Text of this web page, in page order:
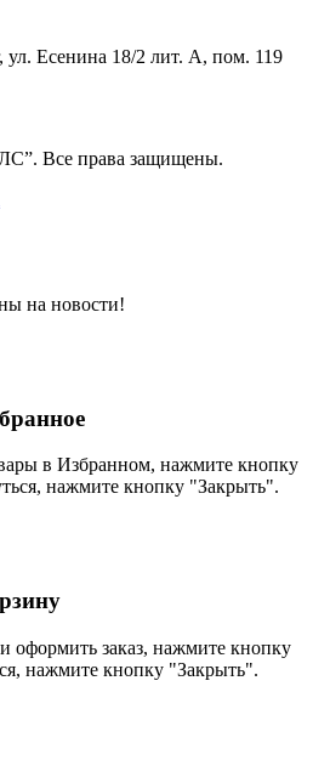
ул. Есенина 18/2 лит. А, пом. 119
Все права защищены.
на новости!
в Избранном, нажмите кнопку
нажмите кнопку "Закрыть".
оформить заказ, нажмите кнопку
нажмите кнопку "Закрыть".